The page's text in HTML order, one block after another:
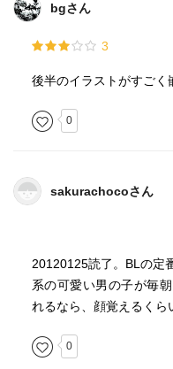
bgさん
3
後半のイラストがすごく
0
sakurachocoさん
20120125読了。BLの定
系の可愛い男の子が毎
れるなら、顔覚えるくら
0